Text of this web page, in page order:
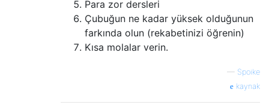
Para zor dersleri
Çubuğun ne kadar yüksek olduğunun
farkında olun (rekabetinizi öğrenin)
Kısa molalar verin.
— Spoike
kaynak